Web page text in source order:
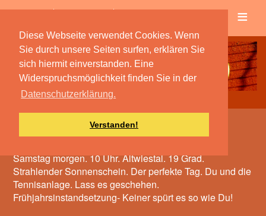
Diese Webseite verwendet Cookies. Wenn
Sie durch unsere Seiten surfen, erklären Sie
sich hiermit einverstanden. Eine
Widerspruchsmöglichkeit finden Sie in der
Datenschutzerklärung.
Verstanden!
≡
Keiner spürt es so wie Du
Samstag morgen. 10 Uhr. Altwiestal. 19 Grad.
Strahlender Sonnenschein. Der perfekte Tag. Du und die
Tennisanlage. Lass es geschehen.
Frühjahrsinstandsetzung- Keiner spürt es so wie Du!